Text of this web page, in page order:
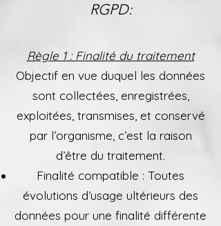
RGPD:
Règle 1 : Finalité du traitement
Objectif en vue duquel les données
sont collectées, enregistrées,
exploitées, transmises, et conservé
par l’organisme, c’est la raison
d’être du traitement.
Finalité compatible : Toutes
évolutions d’usage ultérieurs des
données pour une finalité différente